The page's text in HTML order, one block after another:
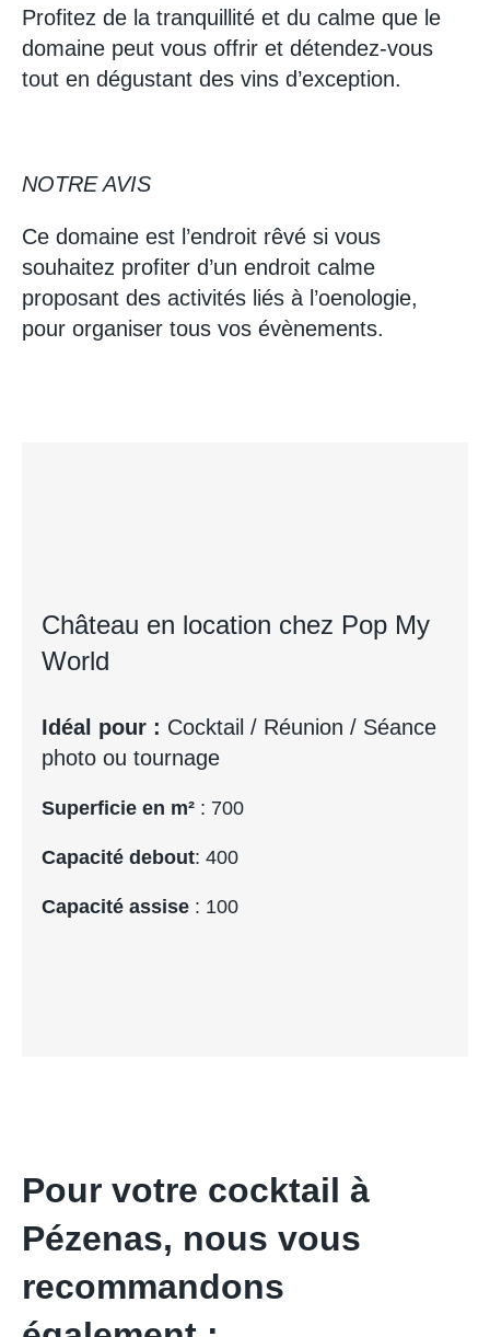
Profitez de la tranquillité et du calme que le
domaine peut vous offrir et détendez-vous
tout en dégustant des vins d’exception.
NOTRE AVIS
Ce domaine est l’endroit rêvé si vous
souhaitez profiter d’un endroit calme
proposant des activités liés à l’oenologie,
pour organiser tous vos évènements.
Château en location chez Pop My
World
Idéal pour : Cocktail / Réunion / Séance
photo ou tournage
Superficie en m² : 700
Capacité debout: 400
Capacité assise : 100
Pour votre cocktail à
Pézenas, nous vous
recommandons